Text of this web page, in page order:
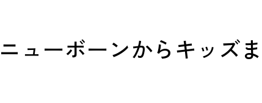
ーボーンからキッズま